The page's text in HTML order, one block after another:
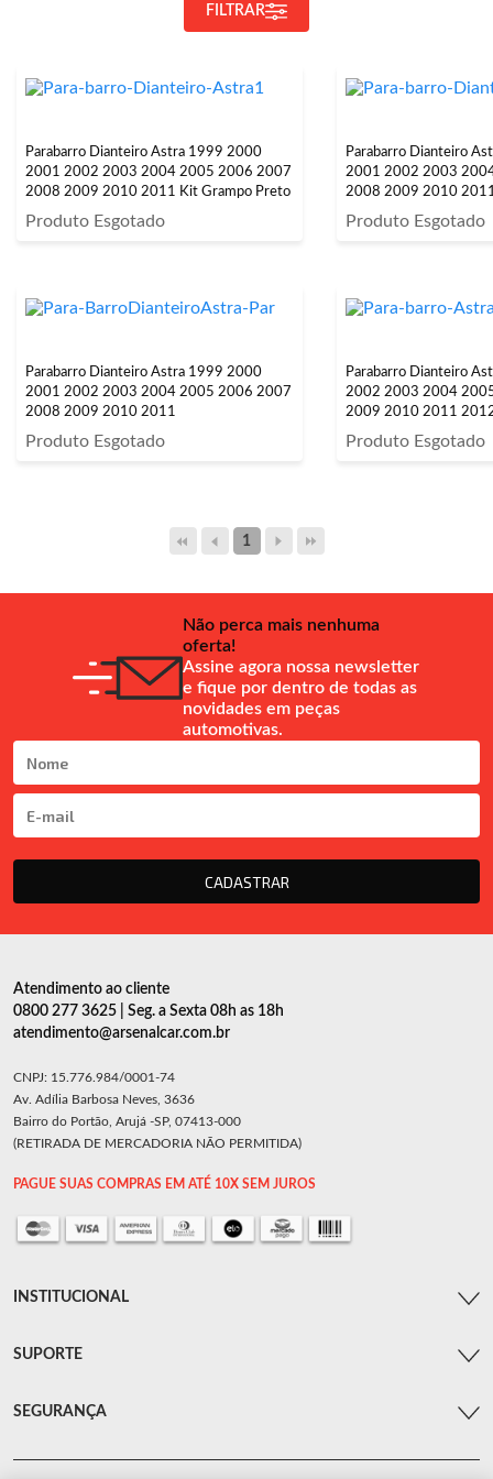
FILTRAR
Parabarro Dianteiro Astra 1999 2000
2001 2002 2003 2004 2005 2006 2007
2008 2009 2010 2011 Kit Grampo Preto
Produto Esgotado
Parabarro Dianteiro
2001 2002 2003
2008 2009 2010
Preto
Produto Esgotado
Parabarro Dianteiro Astra 1999 2000
2001 2002 2003 2004 2005 2006 2007
2008 2009 2010 2011
Produto Esgotado
Parabarro Dianteiro
2002 2003 2004
2009 2010 2011
Produto Esgotado
1
Não perca mais nenhuma
oferta!
Assine agora nossa newsletter
e fique por dentro de todas as
novidades em peças
automotivas.
CADASTRAR
Atendimento ao cliente
0800 277 3625 | Seg. a Sexta 08h as 18h
atendimento@arsenalcar.com.br
CNPJ: 15.776.984/0001-74
Av. Adília Barbosa Neves, 3636
Bairro do Portão, Arujá -SP, 07413-000
(RETIRADA DE MERCADORIA NÃO PERMITIDA)
PAGUE SUAS COMPRAS EM ATÉ 10X SEM JUROS
INSTITUCIONAL
SUPORTE
SEGURANÇA